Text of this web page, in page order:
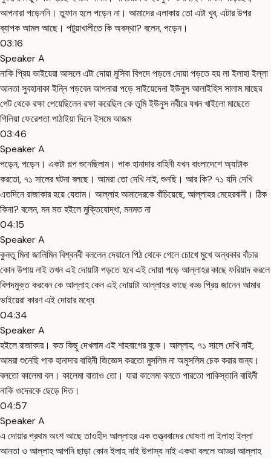
আপনারা পড়েননি। তুফান হলে পড়েন না। আমাদের এলাকায় তো এটা খুব, এটার উপর
ব্যাপক আমল আছে। পটুয়াখালীতে কি অবস্থা? বলেন, পড়েন।
03:16
Speaker A
নাকি প্রিয় ভাইয়েরা আসলে এটা দোয়া মুসিবা বিপদে পড়লে দোয়া পড়তে হয় লা ইলাহা ইল্লা
আনতা সুবহানাকা ইন্নি পড়বেন আপনারা পড়ে সাইয়েদেনা ইউনুস আলাইহিস সালাম মাছের
পেট থেকে রক্ষা পেয়েছিলেন রক্ষা করেছিল কে তুমি ইউনুস নবীরে যখন খাইলো মাছেতে
গিলিয়া ফেরেশতা পাঠাইয়া দিলে ইসমে আজম
03:46
Speaker A
পড়েন, পড়েন। একটা গল্প শুনেছিলাম। পাক হানাদার বাহিনী যখন বাংলাদেশে অ্যাটাক
করতো, ৭১ সালের ঘটনা বলছে। আমরা তো দেখি নাই, শুনছি। আর কি? ৭১ যদি দেখি
এতদিনে রাজাকার হয়ে যেতাম। আল্লাহ আমাদেরকে বাঁচিয়েছে, আল্লাহর মেহেরবানী। ঠিক
কিনা? বলেন, মন মত হইলে মুক্তিযোদ্ধা, মনমত না
04:15
Speaker A
কুনতু মিনা জালিমিন বিশ্বনবী বললেন দেয়ালে পিঠ থেকে গেলে চোখে মুখে অন্ধকার বাঁচার
কোন উপায় নাই তখন এই দোয়াটা পড়তে হবে এই দোয়া পড়ে আল্লাহর কাছে ফরিয়াদ করলে
বিপদমুক্ত করবেন কে আল্লাহ কেন এই দোয়াটা আল্লাহর কাছে বড্ড প্রিয় জানেন আমার
ভাইয়েরা কারণ এই দোয়ার মধ্যে
04:34
Speaker A
হইলে রাজাকার। কত কিছু দেখলাম এই শাহবাগের বুকে। আল্লাহ, ৭১ সালে দেখি নাই,
আমরা শুনেছি পাক হানাদার বাহিনী জিজ্ঞেস করতো মুসলিম না অমুসলিম চেক করার জন্য।
বলতো কালেমা বল। কালেমা বাতাও তো। যারা কালেমা বলতে পারতো পাকিস্তানি বাহিনী
নাকি ওদেরকে ছেড়ে দিত।
04:57
Speaker A
এ দোয়ার প্রথম অংশ আছে তাওহীদ আল্লাহর এক তত্ত্ববাদের ঘোষণা লা ইলাহা ইল্লা
আনতা ও আল্লাহ আপনি ছাড়া কোন ইলাহ নাই উপাস্য নাই একথা বললে আড্ডা আল্লাহ